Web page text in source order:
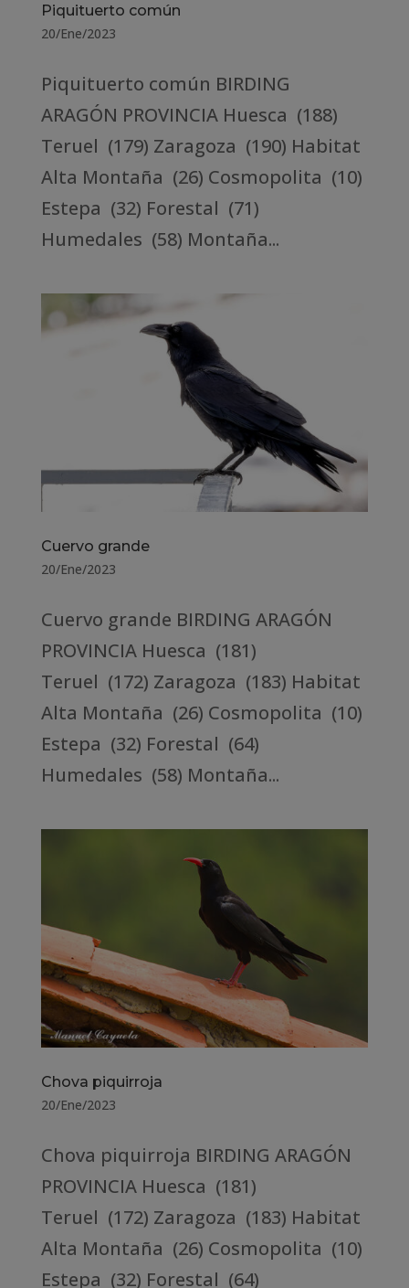
Piquituerto común
20/Ene/2023
Piquituerto común BIRDING
ARAGÓN PROVINCIA Huesca (188)
Teruel (179) Zaragoza (190) Habitat
Alta Montaña (26) Cosmopolita (10)
Estepa (32) Forestal (71)
Humedales (58) Montaña...
Cuervo grande
20/Ene/2023
Cuervo grande BIRDING ARAGÓN
PROVINCIA Huesca (181)
Teruel (172) Zaragoza (183) Habitat
Alta Montaña (26) Cosmopolita (10)
Estepa (32) Forestal (64)
Humedales (58) Montaña...
Chova piquirroja
20/Ene/2023
Chova piquirroja BIRDING ARAGÓN
PROVINCIA Huesca (181)
Teruel (172) Zaragoza (183) Habitat
Alta Montaña (26) Cosmopolita (10)
Estepa (32) Forestal (64)